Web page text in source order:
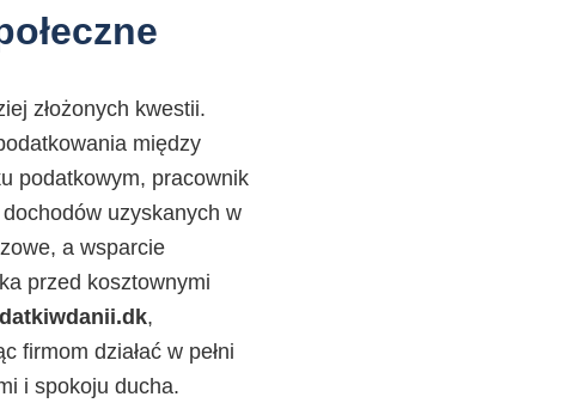
złożonych kwestii.
między
podatkowym, pracownik
uzyskanych w
a wsparcie
przed kosztownymi
,
firmom działać w pełni
i spokoju ducha.